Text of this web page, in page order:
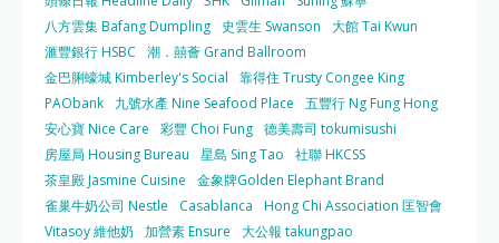
八方雲集 Bafang Dumpling
史雲生 Swanson
大館 Tai Kwun
滙豐銀行 HSBC
潮．囍薈 Grand Ballroom
金巴脷蠔城 Kimberley's Social
靠得住 Trusty Congee King
PAObank
九號水產 Nine Seafood Place
五豐行 Ng Fung Hong
安心寶 Nice Care
彩豐 Choi Fung 德美壽司 tokumisushi
房屋局 Housing Bureau
星島 Sing Tao
社聯 HKCSS
茶皇殿 Jasmine Cuisine
金象牌Golden Elephant Brand
雀巢牛奶公司 Nestle
Casablanca
Hong Chi Association 匡智會
Vitasoy 維他奶
加營素 Ensure
大公報 takungpao